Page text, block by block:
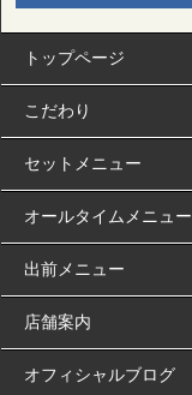
トップページ
こだわり
セットメニュー
オールタイムメニュー
出前メニュー
店舗案内
オフィシャルブログ